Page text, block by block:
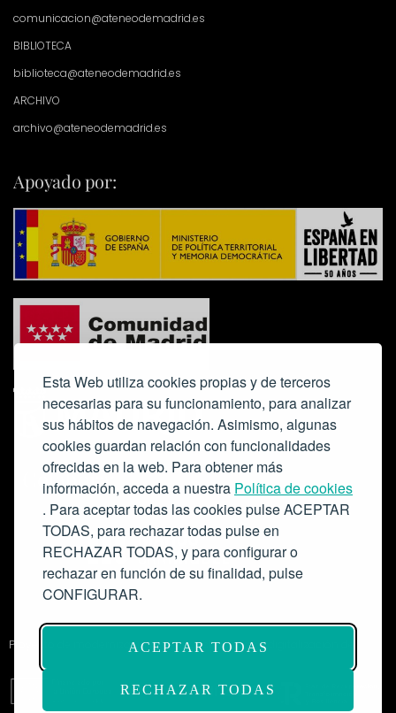
Esta Web utiliza cookies propias y de terceros
necesarias para su funcionamiento, para analizar
sus hábitos de navegación. Asimismo, algunas
cookies guardan relación con funcionalidades
ofrecidas en la web. Para obtener más
información, acceda a nuestra Política de cookies
. Para aceptar todas las cookies pulse ACEPTAR
TODAS, para rechazar todas pulse en
RECHAZAR TODAS, y para configurar o
rechazar en función de su finalidad, pulse
CONFIGURAR.
ACEPTAR TODAS
RECHAZAR TODAS
comunicacion@ateneodemadrid.es
BIBLIOTECA
biblioteca@ateneodemadrid.es
ARCHIVO
archivo@ateneodemadrid.es
Apoyado por:
Colabora:
Proyecto de modernización de infraestructuras y digitalización del
Salón de Actos del Ateneo de Madrid como espacio escénico-musical.
Subvención: 175.000€